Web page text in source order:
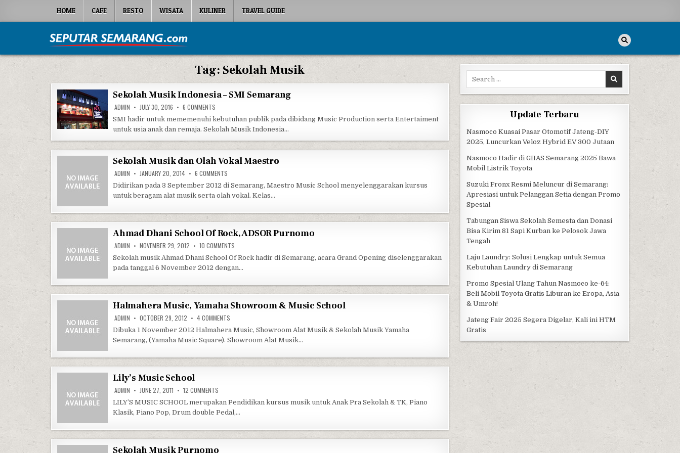
HOME CAFE RESTO WISATA KULINER TRAVEL GUIDE
Seputar Semarang
Tag: Sekolah Musik
Sekolah Musik Indonesia – SMI Semarang
ADMIN JULY 30, 2016 6 COMMENTS
SMI hadir untuk mememenuhi kebutuhan publik pada dibidang Music Production serta Entertaiment
untuk usia anak dan remaja. Sekolah Musik Indonesia…
Sekolah Musik dan Olah Vokal Maestro
ADMIN JANUARY 20, 2014 6 COMMENTS
Didirikan pada 3 September 2012 di Semarang, Maestro Music School menyelenggarakan kursus
untuk beragam alat musik serta olah vokal. Kelas…
Ahmad Dhani School Of Rock, ADSOR Purnomo
ADMIN NOVEMBER 29, 2012 10 COMMENTS
Sekolah musik Ahmad Dhani School Of Rock hadir di Semarang, acara Grand Opening diselenggarakan
pada tanggal 6 November 2012 dengan…
Halmahera Music, Yamaha Showroom & Music School
ADMIN OCTOBER 29, 2012 4 COMMENTS
Dibuka 1 November 2012 Halmahera Music, Showroom Alat Musik & Sekolah Musik Yamaha
Semarang, (Yamaha Music Square). Showroom Alat Musik…
Lily’s Music School
ADMIN JUNE 27, 2011 12 COMMENTS
LILY’S MUSIC SCHOOL merupakan Pendidikan kursus musik untuk Anak Pra Sekolah & TK, Piano
Klasik, Piano Pop, Drum double Pedal,…
Sekolah Musik Purnomo
Search for:
Update Terbaru
Nasmoco Kuasai Pasar Otomotif Jateng-DIY
2025, Luncurkan Veloz Hybrid EV 300 Jutaan
Nasmoco Hadir di GIIAS Semarang 2025 Bawa
Mobil Listrik Toyota
Suzuki Fronx Resmi Meluncur di Semarang:
Apresiasi untuk Pelanggan Setia dengan Promo
Spesial
Tabungan Siswa Sekolah Semesta dan Donasi
Bisa Kirim 81 Sapi Kurban ke Pelosok Jawa
Tengah
Laju Laundry: Solusi Lengkap untuk Semua
Kebutuhan Laundry di Semarang
Promo Spesial Ulang Tahun Nasmoco ke-64:
Beli Mobil Toyota Gratis Liburan ke Eropa, Asia
& Umroh!
Jateng Fair 2025 Segera Digelar, Kali ini HTM
Gratis